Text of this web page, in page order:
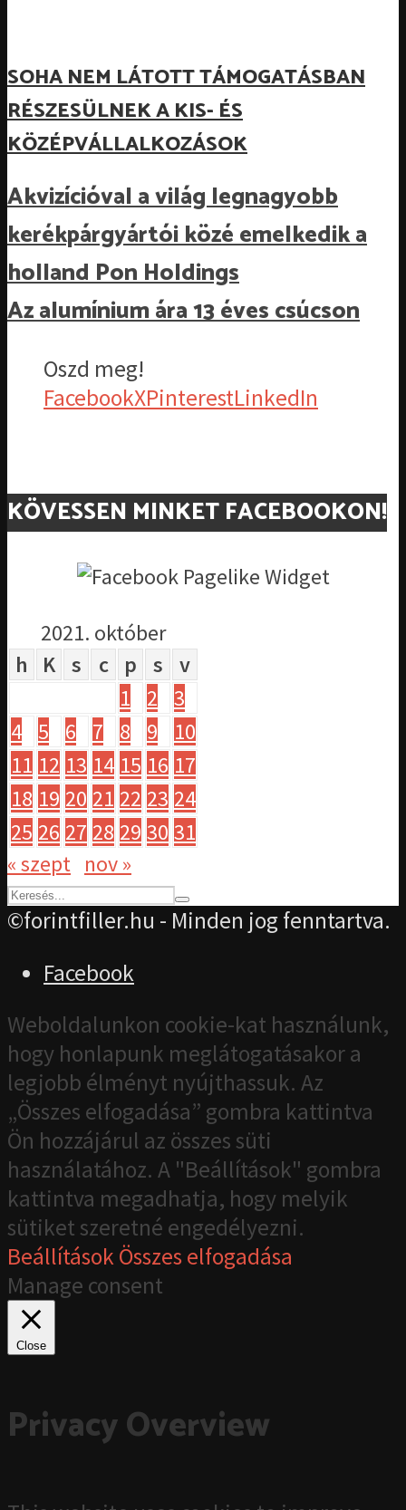
SOHA NEM LÁTOTT TÁMOGATÁSBAN
RÉSZESÜLNEK A KIS- ÉS
KÖZÉPVÁLLALKOZÁSOK
Akvizícióval a világ legnagyobb
kerékpárgyártói közé emelkedik a
holland Pon Holdings
Az alumínium ára 13 éves csúcson
Oszd meg!
FacebookXPinterestLinkedIn
KÖVESSEN MINKET FACEBOOKON!
2021. október
h
K s c p s
v
1
2
3
4 5 6 7 8 9
10
11 12 13 14 15 16 17
18 19 20 21 22 23 24
25 26 27 28 29 30 31
« szept nov »
©forintfiller.hu - Minden jog fenntartva.
Facebook
Weboldalunkon cookie-kat használunk,
hogy honlapunk meglátogatásakor a
legjobb élményt nyújthassuk. Az
„Összes elfogadása” gombra kattintva
Ön hozzájárul az összes süti
használatához. A "Beállítások" gombra
kattintva megadhatja, hogy melyik
sütiket szeretné engedélyezni.
BeállításokÖsszes elfogadása
Manage consent
Close
Privacy Overview